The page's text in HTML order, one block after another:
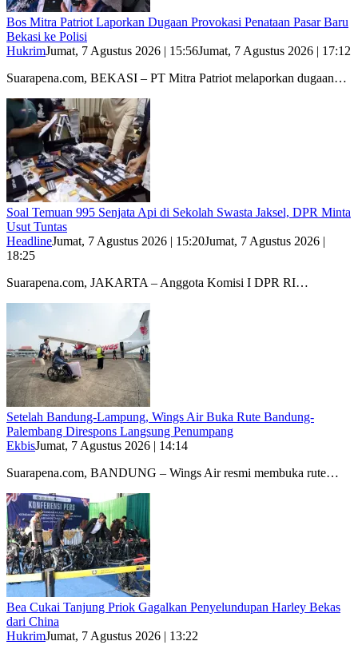
Bos Mitra Patriot Laporkan Dugaan Provokasi Penataan Pasar Baru
Bekasi ke Polisi
HukrimJumat, 7 Agustus 2026 | 15:56Jumat, 7 Agustus 2026 | 17:12
Suarapena.com, BEKASI – PT Mitra Patriot melaporkan dugaan…
Soal Temuan 995 Senjata Api di Sekolah Swasta Jaksel, DPR Minta
Usut Tuntas
HeadlineJumat, 7 Agustus 2026 | 15:20Jumat, 7 Agustus 2026 |
18:25
Suarapena.com, JAKARTA – Anggota Komisi I DPR RI…
Setelah Bandung-Lampung, Wings Air Buka Rute Bandung-
Palembang Direspons Langsung Penumpang
EkbisJumat, 7 Agustus 2026 | 14:14
Suarapena.com, BANDUNG – Wings Air resmi membuka rute…
Bea Cukai Tanjung Priok Gagalkan Penyelundupan Harley Bekas
dari China
HukrimJumat, 7 Agustus 2026 | 13:22